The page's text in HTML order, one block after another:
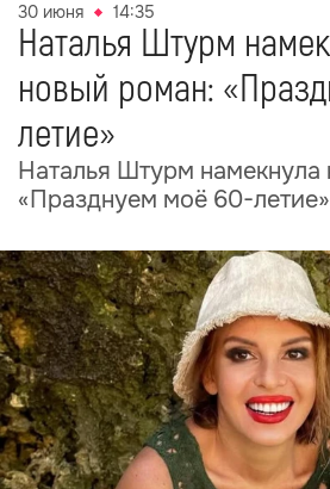
30 июня 14:35
Наталья Штурм
новый роман:
летие»
Наталья Штурм
«Празднуем моё 60-летие»